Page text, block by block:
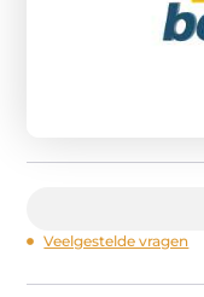
Veelgestelde vragen